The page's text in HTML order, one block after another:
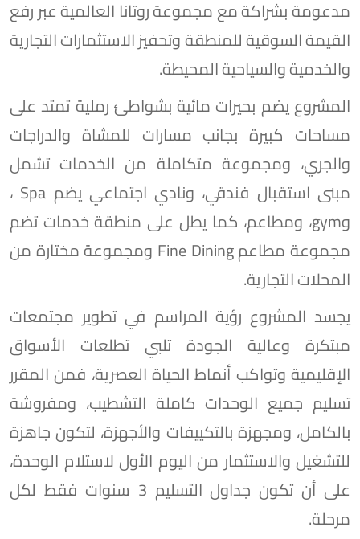
ﻣﺪﻋﻮﻣﺔ ﺑﺸﺮاﻛﺔ ﻣﻊ مجموعة روﺗﺎﻧﺎ اﻟﻌﺎﻟﻤﻴﺔ عبر رﻓﻊ
اﻟﻘﻴﻤﺔ اﻟﺴﻮﻗﻴﺔ ﻟﻠﻤﻨﻄﻘﺔ وﺗﺤﻔﻴﺰ اﻻﺳﺘﺜﻤﺎرات اﻟﺘﺠﺎرﻳﺔ
واﻟﺨﺪﻣﻴﺔ واﻟﺴﻴﺎﺣﻴﺔ اﻟﻤﺤﻴﻄﺔ.
المشروع يضم بحيرات ماﺋﻴﺔ ﺑﺸﻮاﻃﺊ رﻣﻠﻴﺔ ﺗﻤﺘﺪ ﻋﻠﻰ
ﻣﺴﺎﺣﺎت ﻛﺒﻴﺮة بجانب ﻣﺴﺎرات ﻟﻠﻤﺸﺎة واﻟﺪراﺟﺎت
واﻟﺠﺮي، وﻣﺠﻤﻮﻋﺔ ﻣﺘﻜﺎﻣﻠﺔ ﻣﻦ اﻟﺨﺪﻣﺎت ﺗﺸﻤﻞ
ﻣﺒﻨﻰ اﺳﺘﻘﺒﺎل ﻓﻨﺪﻗﻲ، وﻧﺎدي اﺟﺘﻤﺎﻋﻲ ﻳﻀﻢ Spa ،
وgym، وﻣﻄﺎﻋﻢ، كما ﻳﻄﻞ ﻋﻠﻰ ﻣﻨﻄﻘﺔ ﺧﺪﻣﺎت ﺗﻀﻢ
ﻣﺠﻤﻮﻋﺔ ﻣﻄﺎﻋﻢ Fine Dining وﻣﺠﻤﻮﻋﺔ ﻣﺨﺘﺎرة ﻣﻦ
اﻟﻤﺤﻼت اﻟﺘﺠﺎرﻳﺔ.
يجسد المشروع رؤية المراسم في تطوير مجتمعات
مبتكرة وعالية الجودة تلبي تطلعات الأسواق
الإقليمية وتواكب أنماط الحياة العصرية، فمن المقرر
ﺗﺴﻠﻴﻢ ﺟﻤﻴﻊ اﻟﻮﺣﺪات ﻛﺎﻣﻠﺔ اﻟﺘﺸﻄﻴﺐ، وﻣﻔﺮوﺷﺔ
ﺑﺎﻟﻜﺎﻣﻞ، وﻣﺠﻬﺰة ﺑﺎﻟﺘﻜﻴﻴﻔﺎت واﻷﺟﻬﺰة، ﻟﺘﻜﻮن ﺟﺎﻫﺰة
ﻟﻠﺘﺸﻐﻴﻞ واﻻﺳﺘﺜﻤﺎر من اليوم الأول لاﺳﺘﻼم اﻟﻮﺣﺪة،
على أن تكون جداول التسليم 3 ﺳﻨﻮات فقط ﻟﻜﻞ
ﻣﺮﺣﻠﺔ.